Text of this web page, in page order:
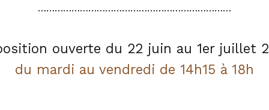
……………………………………………………………
ouverte du 22 juin au 1er juillet
du mardi au vendredi de 14h15 à 18h